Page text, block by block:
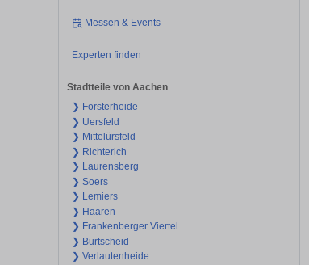
Messen & Events
Experten finden
Stadtteile von Aachen
❯ Forsterheide
❯ Uersfeld
❯ Mittelürsfeld
❯ Richterich
❯ Laurensberg
❯ Soers
❯ Lemiers
❯ Haaren
❯ Frankenberger Viertel
❯ Burtscheid
❯ Verlautenheide